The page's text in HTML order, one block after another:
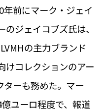
1€＝182.50円
問い合わせ
運営会社
イトポリシー
年前にマーク・ジェイ
ジェイコブズ氏は、
の主力ブランド
けコレクションのアー
ターも務めた。マー
ユーロ程度で、報道